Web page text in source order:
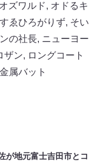
オズワルド, オドるキ
すゑひろがりず, そい
の社長, ニューヨー
ザン, ロングコート
金属バット
が地元富士吉田市とコ